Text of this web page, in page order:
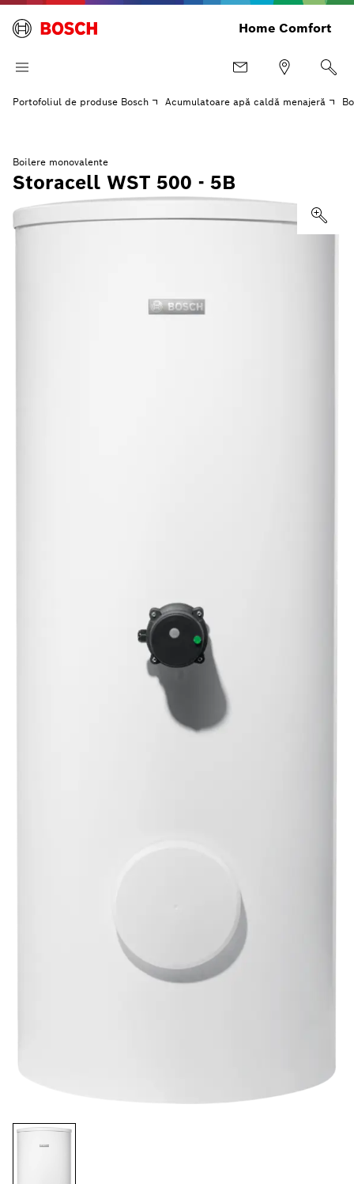
Home Comfort
Portofoliul de produse Bosch Acumulatoare apă caldă menajeră
Boilere monovalente
Storacell WST 500 - 5B